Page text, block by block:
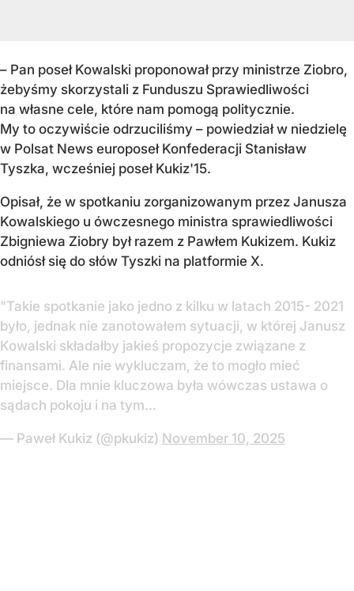
– Pan poseł Kowalski proponował przy ministrze Ziobro,
żebyśmy skorzystali z Funduszu Sprawiedliwości
na własne cele, które nam pomogą politycznie.
My to oczywiście odrzuciliśmy – powiedział w niedzielę
w Polsat News europoseł Konfederacji Stanisław
Tyszka, wcześniej poseł Kukiz'15.
Opisał, że w spotkaniu zorganizowanym przez Janusza
Kowalskiego u ówczesnego ministra sprawiedliwości
Zbigniewa Ziobry był razem z Pawłem Kukizem. Kukiz
odniósł się do słów Tyszki na platformie X.
"Takie spotkanie jako jedno z kilku w latach 2015- 2021
było, jednak nie zanotowałem sytuacji, w której Janusz
Kowalski składałby jakieś propozycje związane z
finansami. Ale nie wykluczam, że to mogło mieć
miejsce. Dla mnie kluczowa była wówczas ustawa o
sądach pokoju i na tym…
— Paweł Kukiz (@pkukiz) November 10, 2025